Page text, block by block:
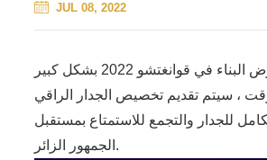
JUL 08, 2022
للجدار والتجمع للاستمتاع بمستقبل
الجمهور الزائر.